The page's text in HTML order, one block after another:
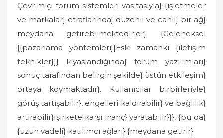
Çevrimiçi forum sistemleri vasıtasıyla} {işletmeler
ve markalar} etraflarında} düzenli ve canlı} bir ağ}
meydana getirebilmektedirler}. {Geleneksel
{{pazarlama yöntemleri}|Eski zamankı {iletişim
teknikler}}} kıyaslandığında} forum yazılımları}
sonuç tarafından belirgin şekilde} üstün etkileşim}
ortaya koymaktadır}. Kullanıcılar birbirleriyle}
görüş tartışabilir}, engelleri kaldırabilir} ve bağlılık}
artırabilir}|şirkete karşı inanç} yaratabilir}}}, {bu da}
{uzun vadeli} katılımcı ağları} {meydana getirir}.